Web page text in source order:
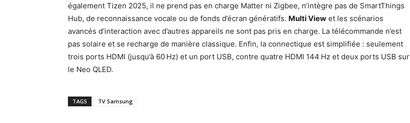
également Tizen 2025, il ne prend pas en charge Matter ni Zigbee, n’intègre pas de SmartThings
Hub, de reconnaissance vocale ou de fonds d’écran génératifs. Multi View et les scénarios
avancés d’interaction avec d’autres appareils ne sont pas pris en charge. La télécommande n’est
pas solaire et se recharge de manière classique. Enfin, la connectique est simplifiée : seulement
trois ports HDMI (jusqu’à 60 Hz) et un port USB, contre quatre HDMI 144 Hz et deux ports USB sur
le Neo QLED.
TAGS TV Samsung